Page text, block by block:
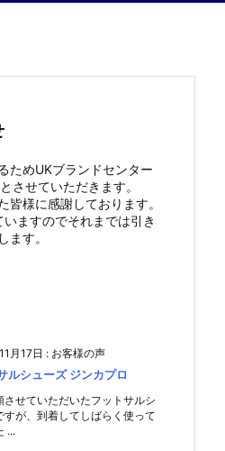
ためUKブランドセンター
させていただきます。
皆様に感謝しております。
ますのでそれまでは引き
ます。
月17日 : お客様の声
ルシューズ ジンカプロ
させていただいたフットサルシ
すが、到着してしばらく使って
...